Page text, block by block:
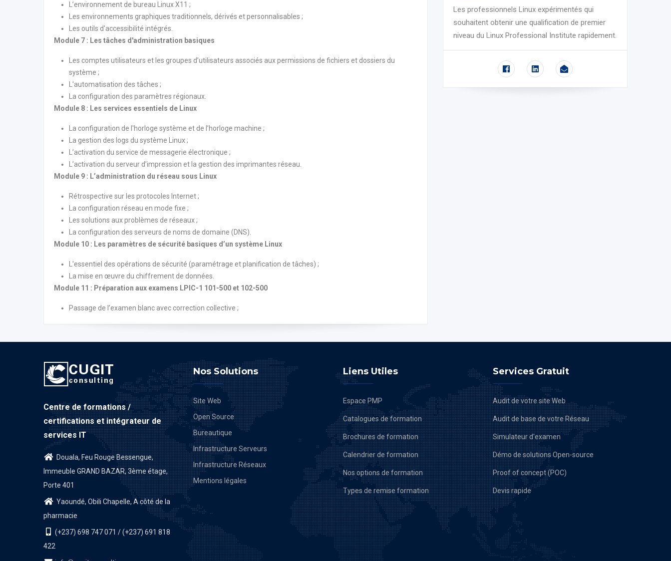
Les professionnels Linux expérimentés qui
souhaitent obtenir une qualification de premier
niveau du Linux Professional Institute rapidement.
L’environnement de bureau Linux X11 ;
Les environnements graphiques traditionnels, dérivés et personnalisables ;
Les outils d'accessibilité intégrés.
Module 7 : Les tâches d'administration basiques
Les comptes utilisateurs et les groupes d’utilisateurs associés aux permissions de fichiers et dossiers du
système ;
L'automatisation des tâches ;
La configuration des paramètres régionaux.
Module 8 : Les services essentiels de Linux
La configuration de l'horloge système et de l’horloge machine ;
La gestion des logs du système Linux ;
L’activation du service de messagerie électronique ;
L’activation du serveur d’impression et la gestion des imprimantes réseau.
Module 9 : L’administration du réseau sous Linux
Rétrospective sur les protocoles Internet ;
La configuration réseau en mode fixe ;
Les solutions aux problèmes de réseaux ;
La configuration des serveurs de noms de domaine (DNS).
Module 10 : Les paramètres de sécurité basiques d’un système Linux
L'essentiel des opérations de sécurité (paramétrage et planification de tâches) ;
La mise en œuvre du chiffrement de données.
Module 11 : Préparation aux examens LPIC-1 101-500 et 102-500
Passage de l’examen blanc avec correction collective ;
Centre de formations /
certifications et intégrateur de
services IT
Douala, Feu Rouge Bessengue,
Immeuble GRAND BAZAR, 3ème étage,
Porte 401
Yaoundé, Obili Chapelle, A côté de la
pharmacie
(+237) 698 747 071 / (+237) 691 818
422
Nos Solutions
Site Web
Open Source
Bureautique
Infrastructure Serveurs
Infrastructure Réseaux
Mentions légales
Liens Utiles
Espace PMP
Catalogues de formation
Brochures de formation
Calendrier de formation
Nos options de formation
Types de remise formation
Services Gratuit
Audit de votre site Web
Audit de base de votre Réseau
Simulateur d'examen
Démo de solutions Open-source
Proof of concept (POC)
Devis rapide